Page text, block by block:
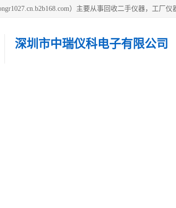
深圳市中瑞仪科电子有限公司